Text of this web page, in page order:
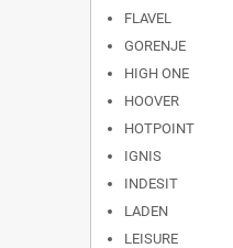
FLAVEL
GORENJE
HIGH ONE
HOOVER
HOTPOINT
IGNIS
INDESIT
LADEN
LEISURE